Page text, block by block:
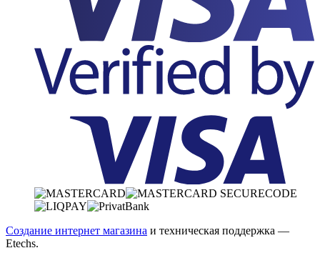
Создание интернет магазина и техническая поддержка —
Etechs.